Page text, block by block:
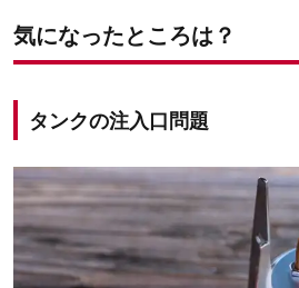
気になったところは？
タンクの注入口問題